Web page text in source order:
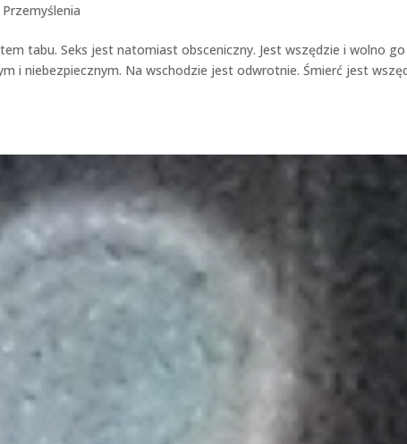
Przemyślenia
tabu. Seks jest natomiast obsceniczny. Jest wszędzie i wolno go
i niebezpiecznym. Na wschodzie jest odwrotnie. Śmierć jest